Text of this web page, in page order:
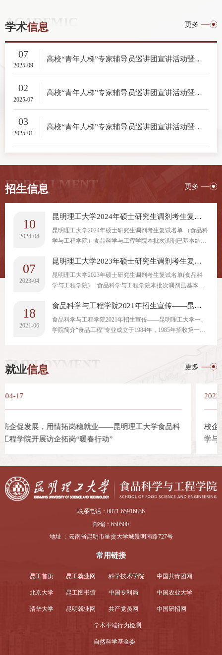
ACADEMIC
学术信息 更多
07
2025-09
高校“青年人梯”专家辅导员巡讲团宣讲活动暨昆明理工大学“领航青春”辅导员理论宣讲//科学家精神:根植红土，情系有色，戴永年院士事迹宣讲（三）
02
2025-07
高校“青年人梯”专家辅导员巡讲团宣讲活动暨昆明理工大学“领航青春”辅导员理论宣讲//科学家精神:根植红土，情系有色，戴永年院士事迹宣讲（二）
03
2025-01
高校“青年人梯”专家辅导员巡讲团宣讲活动暨昆明理工大学“领航青春”辅导员理论宣讲//科学家精神:根植红土，情系有色，戴永年院士事迹宣讲
ENROLLMENT
招生信息 更多
10
2024-04
昆明理工大学2024年硕士研究生调剂考生复试名单（食品科学与工程学院）
昆明理工大学2024年硕士研究生调剂考生复试名单 （食品科
学与工程学院）食品科学与工程学院本批次调剂已基本结
补调剂名额的可能性，未入选考生是否保留志愿信息，请考
生自己斟酌。考生编号考生姓名报考院系所报考专业（领
域）报考类别政治理论成绩外国语成绩业务课一成绩业务课
与工程学院农产品加工及贮藏工程非定向7...
07
2023-04
昆明理工大学2023年硕士研究生调剂考生复试名单 (食品科学与工程学院)
昆明理工大学2023年硕士研究生调剂考生复试名单(食品科
学与工程学院) 食品科学与工程学院本批次调剂已基本结
补调剂名额的可能性，未入选考生是否保留志愿信息，请考
生自己斟酌。 考生编号考生姓名报考院系所报考专业（领
域）报考类别政治理论成绩外国语成绩业务课一成绩业务课
18
2021-06
食品科学与工程学院2021年招生宣传——昆明理工大学
食品科学与工程学院2021年招生宣传——昆明理工大学一、
学院简介“食品工程”专业成立于1984年，1985年招收第一届
安全两个方向的本科生。2010年获得“轻工技术与工程”专业
硕士学位点。2013年与云南省人民政府食品安全委员会共建
EMPLOYMENT
就业信息 更多
学食品科
校企联动谋发展，合作共赢向未来——昆明理工
学与工程学院开展访企拓岗“暖春行动”
联系电话：0871-65916836
邮编：650500
地址 ：云南省昆明市呈贡大学城景明南路727号
常用链接
昆工首页
北京大学
清华大学
昆工就业网
昆工图书馆
昆明就业网
科学技术学院
中国专利局
共产党员网
中国共青团网
中国农业大学
中国研招网
学术不端行为检测
自然科学基金委